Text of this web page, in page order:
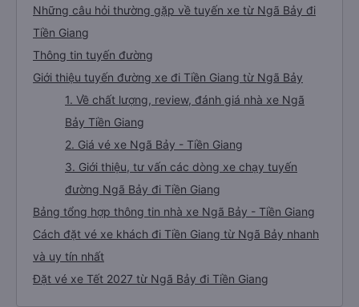
Những câu hỏi thường gặp về tuyến xe từ Ngã Bảy đi
Tiền Giang
Thông tin tuyến đường
Giới thiệu tuyến đường xe đi Tiền Giang từ Ngã Bảy
1. Về chất lượng, review, đánh giá nhà xe Ngã
Bảy Tiền Giang
2. Giá vé xe Ngã Bảy - Tiền Giang
3. Giới thiệu, tư vấn các dòng xe chạy tuyến
đường Ngã Bảy đi Tiền Giang
Bảng tổng hợp thông tin nhà xe Ngã Bảy - Tiền Giang
Cách đặt vé xe khách đi Tiền Giang từ Ngã Bảy nhanh
và uy tín nhất
Đặt vé xe Tết 2027 từ Ngã Bảy đi Tiền Giang